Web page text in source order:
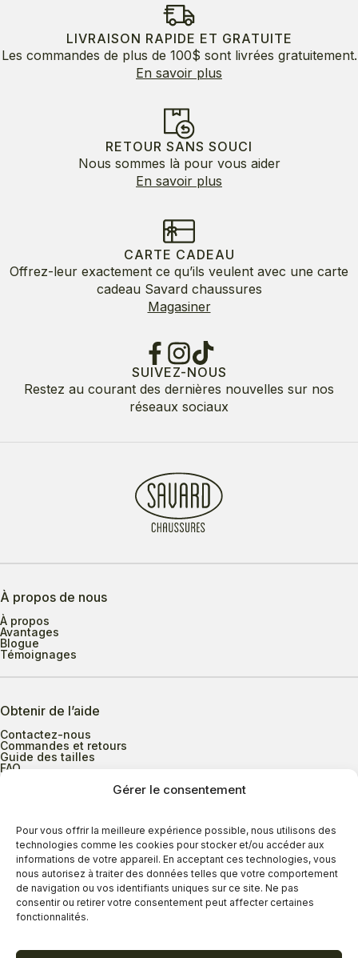
Gérer le consentement
Pour vous offrir la meilleure expérience possible, nous utilisons des
technologies comme les cookies pour stocker et/ou accéder aux
informations de votre appareil. En acceptant ces technologies, vous
nous autorisez à traiter des données telles que votre comportement
de navigation ou vos identifiants uniques sur ce site. Ne pas
consentir ou retirer votre consentement peut affecter certaines
fonctionnalités.
LIVRAISON RAPIDE ET GRATUITE
Les commandes de plus de 100$ sont livrées gratuitement.
En savoir plus
RETOUR SANS SOUCI
Nous sommes là pour vous aider
En savoir plus
CARTE CADEAU
Offrez-leur exactement ce qu’ils veulent avec une carte
cadeau Savard chaussures
Magasiner
SUIVEZ-NOUS
Restez au courant des dernières nouvelles sur nos
réseaux sociaux
À propos de nous
À propos
Avantages
Blogue
Témoignages
Obtenir de l’aide
Contactez-nous
Commandes et retours
Guide des tailles
FAQ
Heures d’ouverture
Lundi au mercredi
9h00 à 17h30
Jeudi
9h00 à 20h00
Vendredi
9h00 à 18h00
Dimanche
11h00 à 16h30